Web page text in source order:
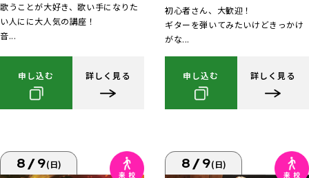
歌うことが大好き、歌い手になりた
い人にに大人気の講座！
音...
申し込む 詳しく見る
初心者さん、大歓迎！
ギターを弾いてみたいけどきっかけ
がな...
申し込む 詳しく見る
8/9(日) 8/9(日)